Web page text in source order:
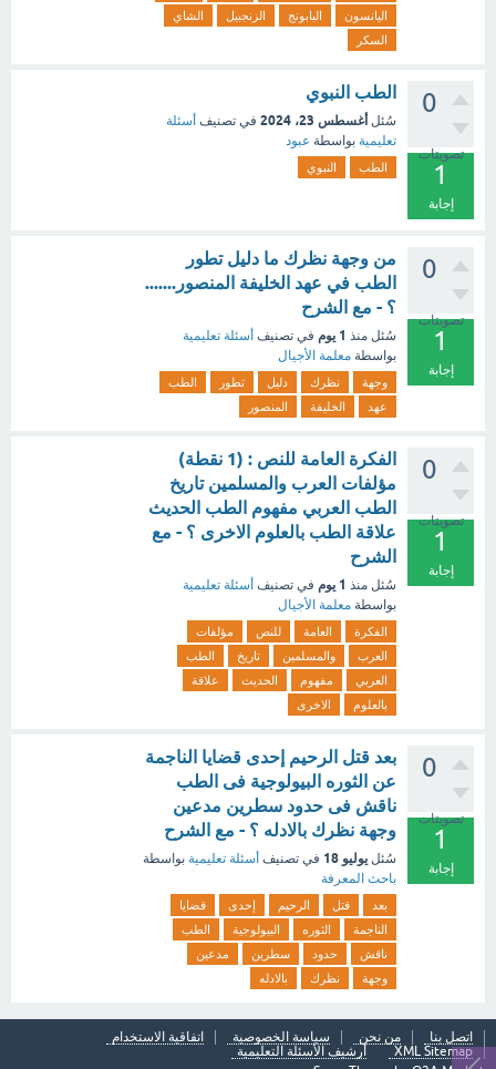
اليانسون
البابونج الزنجبيل
الشاي
السكر
0
تصويتات
1
إجابة
الطب النبوي
سُئل أغسطس 23، 2024 في تصنيف أسئلة
تعليمية بواسطة عبود
الطب النبوي
0
تصويتات
1
إجابة
من وجهة نظرك ما دليل تطور
الطب في عهد الخليفة المنصور.......
؟ - مع الشرح
سُئل منذ 1 يوم في تصنيف أسئلة تعليمية
بواسطة معلمة الأجيال
وجهة نظرك دليل تطور
الطب
عهد
الخليفة المنصور
0
تصويتات
1
إجابة
الفكرة العامة للنص : (1 نقطة)
مؤلفات العرب والمسلمين تاريخ
الطب العربي مفهوم الطب الحديث
علاقة الطب بالعلوم الاخرى ؟ - مع
الشرح
سُئل منذ 1 يوم في تصنيف أسئلة تعليمية
بواسطة معلمة الأجيال
الفكرة العامة للنص
مؤلفات
العرب
والمسلمين تاريخ
الطب
العربي
مفهوم الحديث
علاقة
بالعلوم
الاخرى
0
تصويتات
1
إجابة
بعد قتل الرحيم إحدى قضايا الناجمة
عن الثوره البيولوجية فى الطب
ناقش فى حدود سطرين مدعين
وجهة نظرك بالادله ؟ - مع الشرح
سُئل يوليو 18 في تصنيف أسئلة تعليمية بواسطة
باحث المعرفة
بعد قتل الرحيم إحدى
قضايا
الناجمة
الثوره البيولوجية
الطب
ناقش
حدود سطرين
مدعين
وجهة
نظرك بالادله
اتصل بنا من نحن سياسة الخصوصية
اتفاقية الاستخدام
XML Sitemap
أرشيف الأسئلة التعليمية